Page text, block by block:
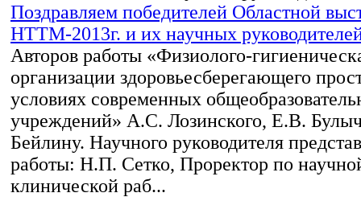
Поздравляем победителей Областной
НТТМ-2013г. и их научных
Авторов работы «Физиолого-
организации здоровьесберегающего
условиях современных
учреждений» А.С. Лозинского, Е.В.
Бейлину. Научного руководителя
работы: Н.П. Сетко, Проректор по
клинической раб...